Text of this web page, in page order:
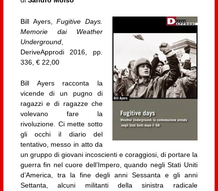
Bill Ayers,Fugitive Days.
Memorie dai Weather
Underground,
DeriveApprodi 2016, pp.
336, € 22,00
Bill Ayers racconta la
vicende di un pugno di
ragazzi e di ragazze che
volevano fare la
rivoluzione. Ci mette sotto
gli occhi il diario del
tentativo, messo in atto da
un gruppo di giovani incoscienti e coraggiosi, di portare la
guerra fin nel cuore dell’Impero, quando negli Stati Uniti
d’America, tra la fine degli anni Sessanta e gli anni
Settanta, alcuni militanti della sinistra radicale